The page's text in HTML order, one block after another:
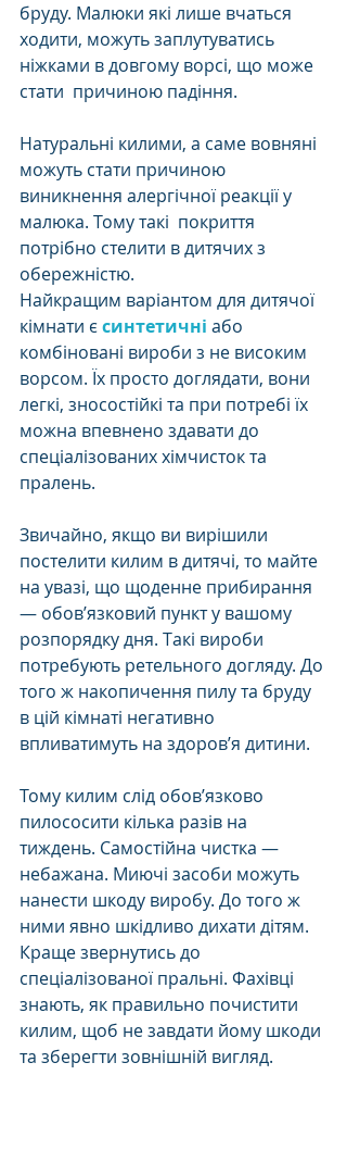
бруду. Малюки які лише вчаться
ходити, можуть заплутуватись
ніжками в довгому ворсі, що може
стати  причиною падіння.
Натуральні килими, а саме вовняні
можуть стати причиною
виникнення алергічної реакції у
малюка. Тому такі  покриття
потрібно стелити в дитячих з
обережністю.
Найкращим варіантом для дитячої
кімнати є синтетичні або
комбіновані вироби з не високим
ворсом. Їх просто доглядати, вони
легкі, зносостійкі та при потребі їх
можна впевнено здавати до
спеціалізованих хімчисток та
пралень.
Звичайно, якщо ви вирішили
постелити килим в дитячі, то майте
на увазі, що щоденне прибирання
— обов’язковий пункт у вашому
розпорядку дня. Такі вироби
потребують ретельного догляду. До
того ж накопичення пилу та бруду
в цій кімнаті негативно
впливатимуть на здоров’я дитини.
Тому килим слід обов’язково
пилососити кілька разів на
тиждень. Самостійна чистка —
небажана. Миючі засоби можуть
нанести шкоду виробу. До того ж
ними явно шкідливо дихати дітям.
Краще звернутись до
спеціалізованої пральні. Фахівці
знають, як правильно почистити
килим, щоб не завдати йому шкоди
та зберегти зовнішній вигляд.